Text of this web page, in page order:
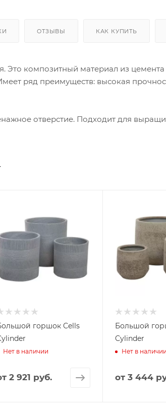
ОТЗЫВЫ КАК КУПИТЬ
Это композитный материал из
ряд преимуществ: высокая
отверстие. Подходит для
горшок Cells
Нет в наличии
2 921 руб.
Большой горшок Sandy
Cylinder
Нет в наличии
от 3 444